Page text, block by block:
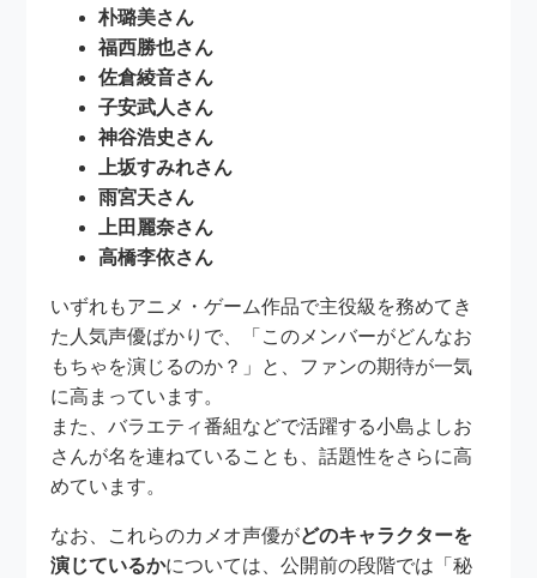
朴璐美さん
福西勝也さん
佐倉綾音さん
子安武人さん
神谷浩史さん
上坂すみれさん
雨宮天さん
上田麗奈さん
高橋李依さん
いずれもアニメ・ゲーム作品で主役級を務めてき
た人気声優ばかりで、「このメンバーがどんなお
もちゃを演じるのか？」と、ファンの期待が一気
に高まっています。
また、バラエティ番組などで活躍する小島よしお
さんが名を連ねていることも、話題性をさらに高
めています。
なお、これらのカメオ声優がどのキャラクターを
演じているかについては、公開前の段階では「秘